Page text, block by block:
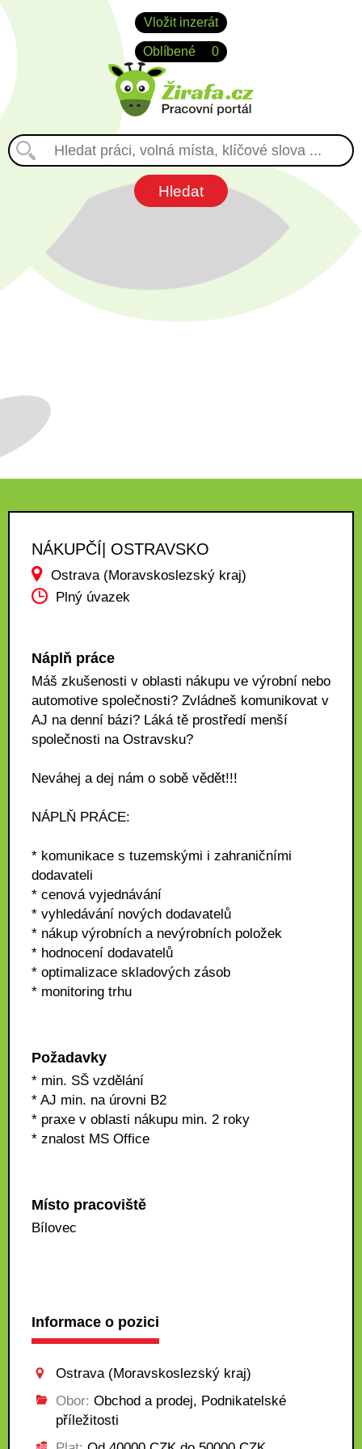
Vložit inzerát
Oblíbené 0
NÁKUPČÍ| OSTRAVSKO
Ostrava (Moravskoslezský kraj)
Plný úvazek
Náplň práce
Máš zkušenosti v oblasti nákupu ve výrobní nebo
automotive společnosti? Zvládneš komunikovat v
AJ na denní bázi? Láká tě prostředí menší
společnosti na Ostravsku?
Neváhej a dej nám o sobě vědět!!!
NÁPLŇ PRÁCE:
* komunikace s tuzemskými i zahraničními
dodavateli
* cenová vyjednávání
* vyhledávání nových dodavatelů
* nákup výrobních a nevýrobních položek
* hodnocení dodavatelů
* optimalizace skladových zásob
* monitoring trhu
Požadavky
* min. SŠ vzdělání
* AJ min. na úrovni B2
* praxe v oblasti nákupu min. 2 roky
* znalost MS Office
Místo pracoviště
Bílovec
Informace o pozici
Ostrava (Moravskoslezský kraj)
Obor: Obchod a prodej, Podnikatelské
příležitosti